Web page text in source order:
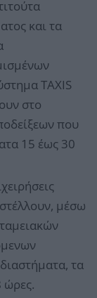
και τα
TAXIS
στο
που
15 έως 30
μέσω
τα
ώρες.